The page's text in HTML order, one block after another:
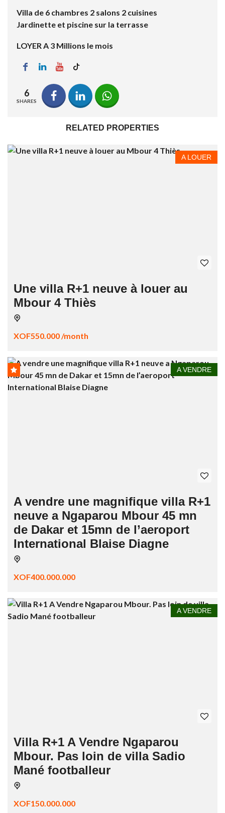
Villa de 6 chambres 2 salons 2 cuisines
Jardinette et piscine sur la terrasse
LOYER A 3 Millions le mois
6
SHARES
RELATED PROPERTIES
A LOUER
Une villa R+1 neuve à louer au
Mbour 4 Thiès
XOF550.000 /month
A VENDRE
A vendre une magnifique villa R+1
neuve a Ngaparou Mbour 45 mn
de Dakar et 15mn de l’aeroport
International Blaise Diagne
XOF400.000.000
A VENDRE
Villa R+1 A Vendre Ngaparou
Mbour. Pas loin de villa Sadio
Mané footballeur
XOF150.000.000